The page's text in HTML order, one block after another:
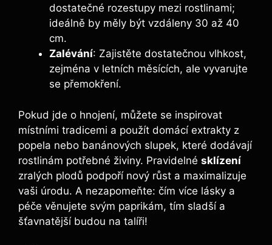
dostatečné⁣ rozestupy mezi rostlinami;
ideálně by měly‌ být vzdáleny 30 ​až 40
cm.
Zalévání: Zajistěte ⁢dostatečnou vlhkost,
zejména v letních měsících, ale vyvarujte
se přemokření.
Pokud jde o⁤ hnojení, můžete se‍ inspirovat ​
místními tradicemi a použít⁤ domácí ⁣extrakty z
popela nebo banánových⁣ slupek, které dodávají
rostlinám potřebné živiny. Pravidelné sklízení
zralých plodů podpoří nový‌ růst a ⁢maximalizuje
vaši úrodu.⁢ A nezapomeňte:⁣ čím více lásky a
péče věnujete svým ‌paprikám, tím sladší a
šťavnatější budou​ na talíři!